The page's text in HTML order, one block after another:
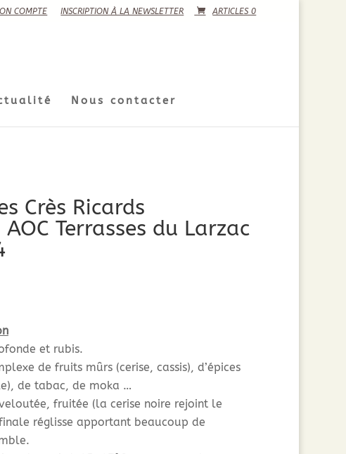
COMPTE INSCRIPTION À LA NEWSLETTER ARTICLES 0
Nous contacter
Crès Ricards
Terrasses du Larzac
et rubis.
de fruits mûrs (cerise, cassis), d’épices
de tabac, de moka …
fruitée (la cerise noire rejoint le
réglisse apportant beaucoup de